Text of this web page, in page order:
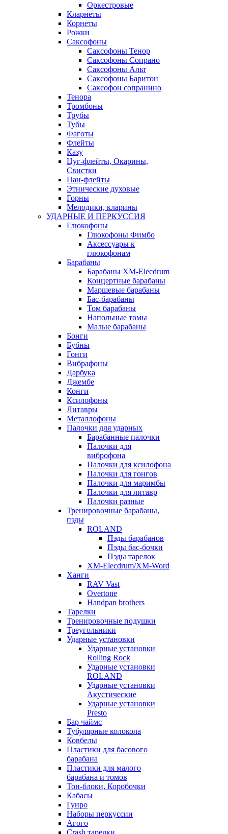
Оркестровые
Кларнеты
Корнеты
Рожки
Саксофоны
Саксофоны Тенор
Саксофоны Сопрано
Саксофоны Альт
Саксофоны Баритон
Саксофон сопранино
Тенора
Тромбоны
Трубы
Тубы
Фаготы
Флейты
Казу
Цуг-флейты, Окарины,
Свистки
Пан-флейты
Этнические духовые
Горны
Мелодики, кларины
УДАРНЫЕ И ПЕРКУССИЯ
Глюкофоны
Глюкофоны Фимбо
Аксессуары к
глюкофонам
Барабаны
Барабаны XM-Elecdrum
Концертные барабаны
Маршевые барабаны
Бас-барабаны
Том барабаны
Напольные томы
Малые барабаны
Бонги
Бубны
Гонги
Вибрафоны
Дарбука
Джембе
Конги
Ксилофоны
Литавры
Металлофоны
Палочки для ударных
Барабанные палочки
Палочки для
виброфона
Палочки для ксилофона
Палочки для гонгов
Палочки для маримбы
Палочки для литавр
Палочки разные
Тренировочные барабаны,
пэды
ROLAND
Пэды барабанов
Пэды бас-бочки
Пэды тарелок
XM-Elecdrum/XM-Word
Ханги
RAV Vast
Overtone
Handpan brothers
Тарелки
Тренировочные подушки
Треугольники
Ударные установки
Ударные установки
Rolling Rock
Ударные установки
ROLAND
Ударные установки
Акустические
Ударные установки
Presto
Бар чаймс
Тубулярные колокола
Ковбелы
Пластики для басового
барабана
Пластики для малого
барабана и томов
Тон-блоки, Коробочки
Кабасы
Гуиро
Наборы перкуссии
Агого
Crash тарелки